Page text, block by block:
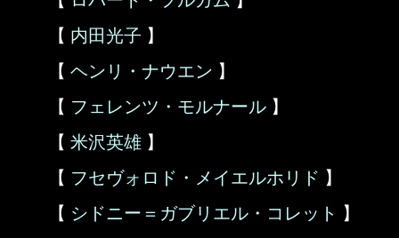
【 内田光子 】
【 ヘンリ・ナウエン 】
【 フェレンツ・モルナール 】
【 米沢英雄 】
【 フセヴォロド・メイエルホリド 】
【 シドニー＝ガブリエル・コレット 】